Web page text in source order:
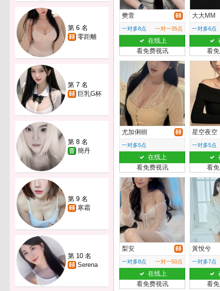
第 6 名
零距離
第 7 名
巨乳G杯
第 8 名
簡丹
第 9 名
寒霜
第 10 名
Serena
樊萱
一对多8点 一对一35点
在线上
看免费视讯
大大MM
一对多6点
看
尤加俐樹
一对多5点
在线上
看免费视讯
星空夜空
一对多5点
看
梨安
一对多8点 一对一50点
在线上
看免费视讯
黃悅兮
一对多7点
看